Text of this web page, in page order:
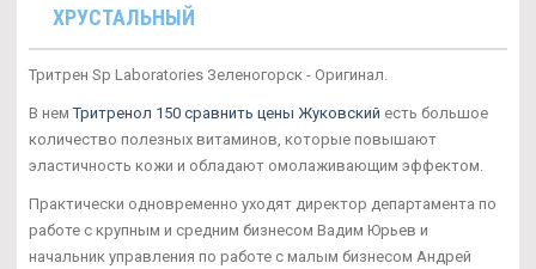
ХРУСТАЛЬНЫЙ
Тритрен Sp Laboratories Зеленогорск - Оригинал.
В немТритренол 150 сравнить цены Жуковский есть большое
количество полезных витаминов, которые повышают
эластичность кожи и обладают омолаживающим эффектом.
Практически одновременно уходят директор департамента по
работе с крупным и средним бизнесом Вадим Юрьев и
начальник управления по работе с малым бизнесом Андрей